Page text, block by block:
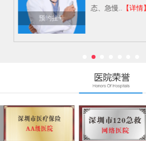
预约挂号
态、急慢..【详情】